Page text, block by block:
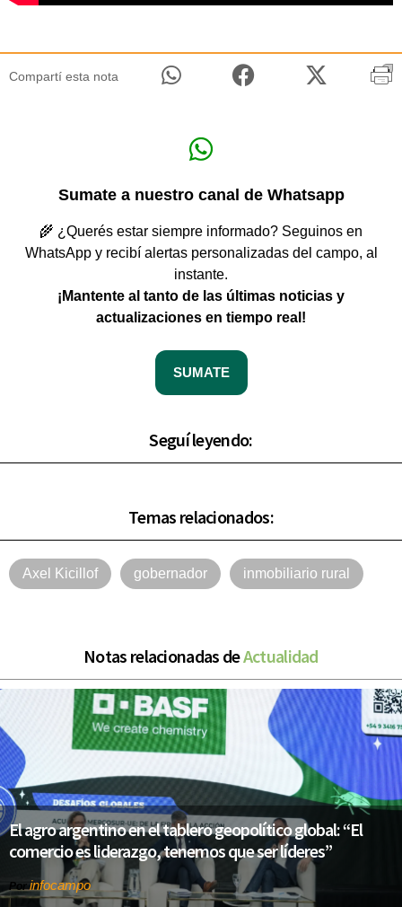
Compartí esta nota
Sumate a nuestro canal de Whatsapp
🌾 ¿Querés estar siempre informado? Seguinos en
WhatsApp y recibí alertas personalizadas del campo, al
instante.
¡Mantente al tanto de las últimas noticias y
actualizaciones en tiempo real!
SUMATE
Seguí leyendo:
Temas relacionados:
Axel Kicillof gobernador inmobiliario rural
Notas relacionadas deActualidad
El agro argentino en el tablero geopolítico global: “El
comercio es liderazgo, tenemos que ser líderes”
Porinfocampo